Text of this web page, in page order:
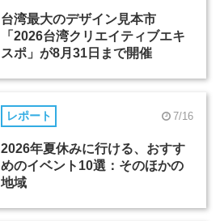
台湾最大のデザイン見本市
「2026台湾クリエイティブエキ
スポ」が8月31日まで開催
レポート 7/16
2026年夏休みに行ける、おすす
めのイベント10選：そのほかの
地域